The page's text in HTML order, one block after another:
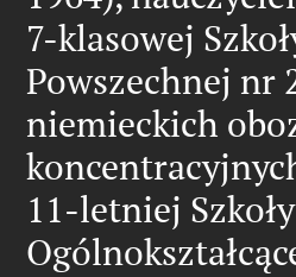
7-klasowej
Powszechnej nr
niemieckich
11-letniej Szkoły